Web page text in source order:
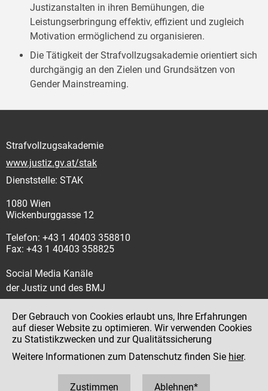
Justizanstalten in ihren Bemühungen, die
Leistungserbringung effektiv, effizient und zugleich
Motivation ermöglichend zu organisieren.
Die Tätigkeit der Strafvollzugsakademie orientiert sich
durchgängig an den Zielen und Grundsätzen von
Gender Mainstreaming.
Strafvollzugsakademie
www.justiz.gv.at/stak
Dienststelle: STAK
1080 Wien
Wickenburggasse 12
Telefon: +43 1 40403 358810
Fax: +43 1 40403 358825
Social Media Kanäle
der Justiz und des BMJ
Impressum
Datenschutz
Der Gebrauch von Cookies erlaubt uns, Ihre Erfahrungen
auf dieser Website zu optimieren. Wir verwenden Cookies
zu Statistikzwecken und zur Qualitätssicherung
Weitere Informationen zum Datenschutz finden Sie hier.
Zustimmen Ablehnen*